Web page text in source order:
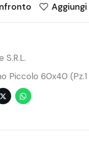
S.r.l.
Piccolo 60x40 (pz.1